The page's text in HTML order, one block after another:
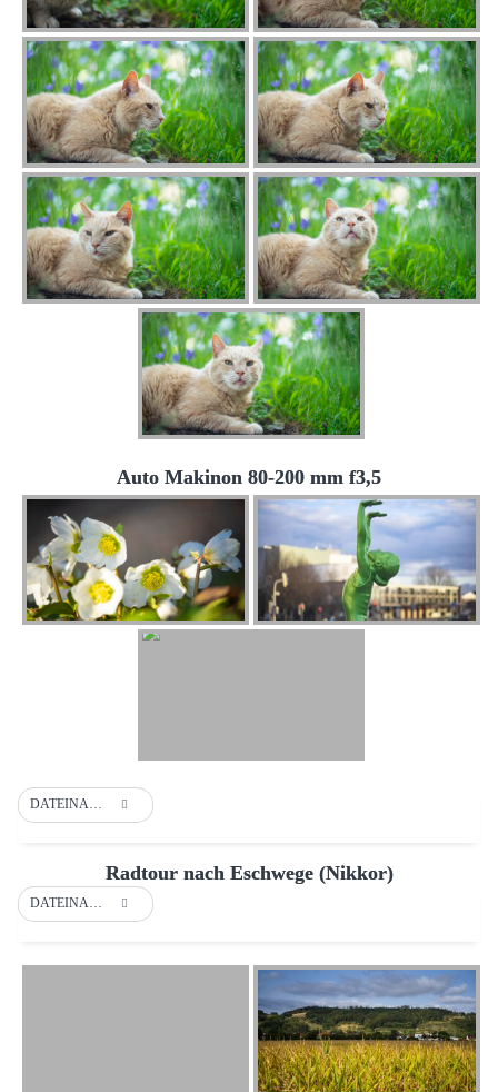
Auto Makinon 80-200 mm f3,5
DATEINAME
Radtour nach Eschwege (Nikkor)
DATEINAME